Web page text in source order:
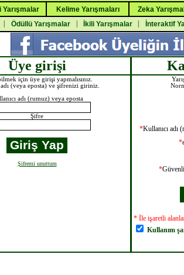
Yarışmalar Kelime Yarışmaları Zeka
Ödüllü Yarışmalar İkili Yarışmalar İnteraktif
Üye girişi
için üye girişi yapmalısınız.
adı (veya eposta) ve şifrenizi giriniz.
adı (rumuz) veya eposta
Şifre
Şifremi unuttum
*Kullanıcı adı
*
*
* İle işaretli
Kullanım